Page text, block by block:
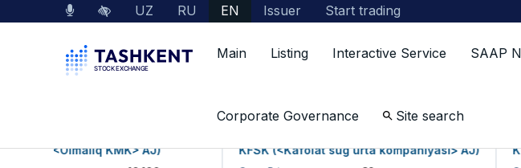
UZ RU EN Issuer Start trading
Main Listing Interactive Service SAAP
Corporate Governance Site search
Company Information
(<Olmaliq KMK> AJ) KFSK (<Kafolat sug'urta kompaniyasi> AJ)